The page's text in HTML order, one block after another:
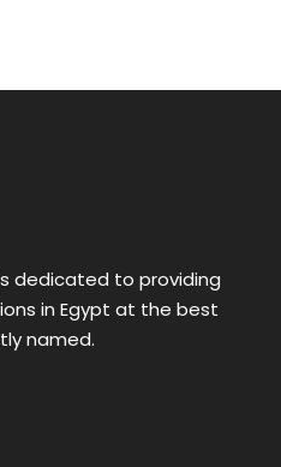
dedicated to providing
in Egypt at the best
named.